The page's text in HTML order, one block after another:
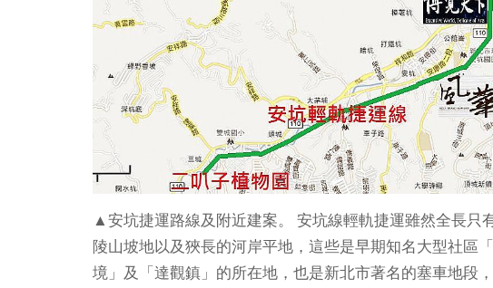
▲安坑捷運路線及附近建案。 安坑線輕軌捷運雖然全長只
陵山坡地以及狹長的河岸平地，這些是早期知名大型社區
境」及「達觀鎮」的所在地，也是新北市著名的塞車地段